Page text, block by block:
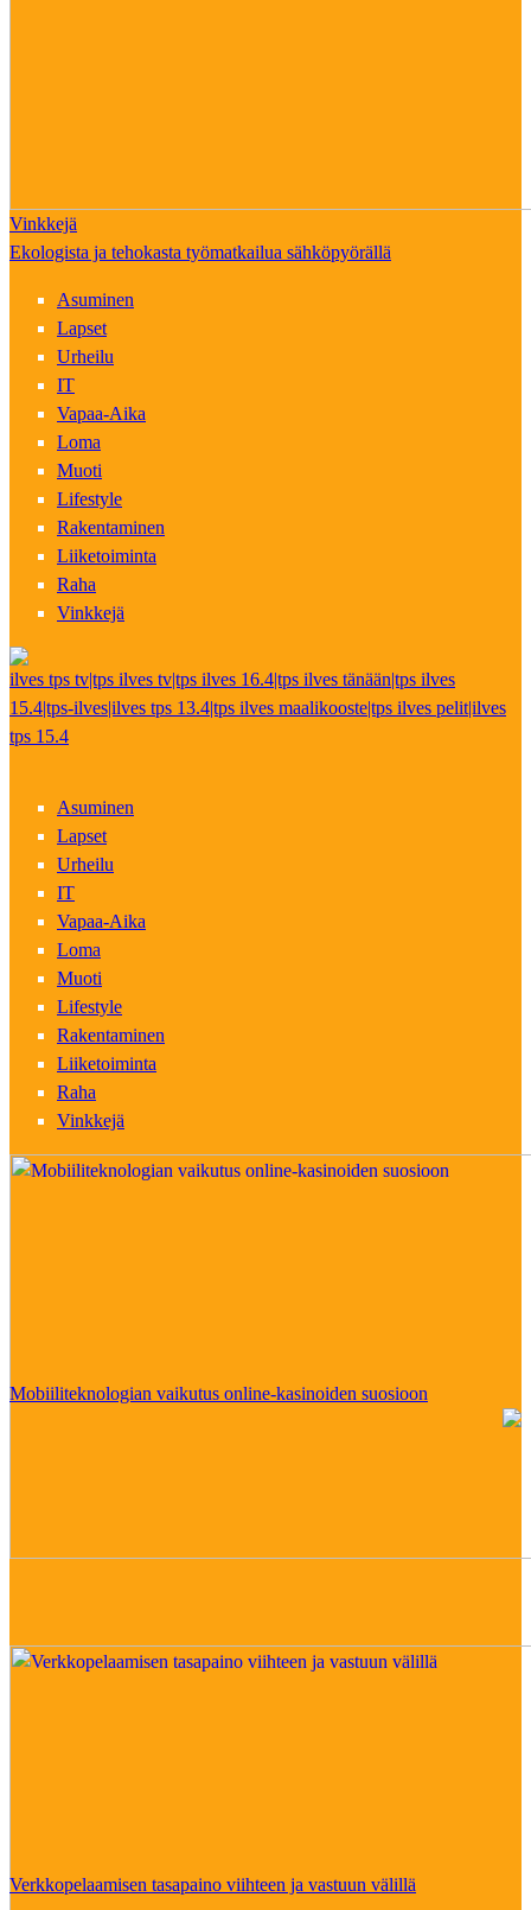
Vinkkejä
Ekologista ja tehokasta työmatkailua sähköpyörällä
Asuminen
Lapset
Urheilu
IT
Vapaa-Aika
Loma
Muoti
Lifestyle
Rakentaminen
Liiketoiminta
Raha
Vinkkejä
ilves tps tv|tps ilves tv|tps ilves 16.4|tps ilves tänään|tps ilves
15.4|tps-ilves|ilves tps 13.4|tps ilves maalikooste|tps ilves pelit|ilves
tps 15.4
Asuminen
Lapset
Urheilu
IT
Vapaa-Aika
Loma
Muoti
Lifestyle
Rakentaminen
Liiketoiminta
Raha
Vinkkejä
Mobiiliteknologian vaikutus online-kasinoiden suosioon
Verkkopelaamisen tasapaino viihteen ja vastuun välillä